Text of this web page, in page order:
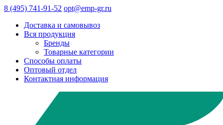
8 (495) 741-91-52 opt@emp-gr.ru
Доставка и самовывоз
Вся продукция
Бренды
Товарные категории
Способы оплаты
Оптовый отдел
Контактная информация